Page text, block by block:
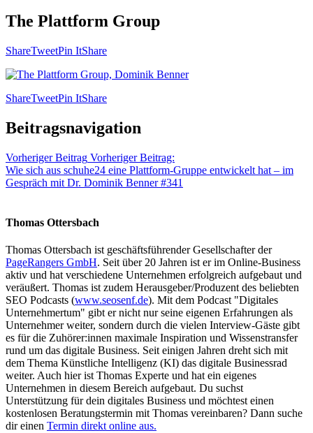
The Plattform Group
ShareTweetPin ItShare
ShareTweetPin ItShare
Beitragsnavigation
Vorheriger Beitrag Vorheriger Beitrag:
Wie sich aus schuhe24 eine Plattform-Gruppe entwickelt hat – im
Gespräch mit Dr. Dominik Benner #341
Thomas Ottersbach
Thomas Ottersbach ist geschäftsführender Gesellschafter der
PageRangers GmbH. Seit über 20 Jahren ist er im Online-Business
aktiv und hat verschiedene Unternehmen erfolgreich aufgebaut und
veräußert. Thomas ist zudem Herausgeber/Produzent des beliebten
SEO Podcasts (www.seosenf.de). Mit dem Podcast "Digitales
Unternehmertum" gibt er nicht nur seine eigenen Erfahrungen als
Unternehmer weiter, sondern durch die vielen Interview-Gäste gibt
es für die Zuhörer:innen maximale Inspiration und Wissenstransfer
rund um das digitale Business. Seit einigen Jahren dreht sich mit
dem Thema Künstliche Intelligenz (KI) das digitale Businessrad
weiter. Auch hier ist Thomas Experte und hat ein eigenes
Unternehmen in diesem Bereich aufgebaut. Du suchst
Unterstützung für dein digitales Business und möchtest einen
kostenlosen Beratungstermin mit Thomas vereinbaren? Dann suche
dir einen Termin direkt online aus.